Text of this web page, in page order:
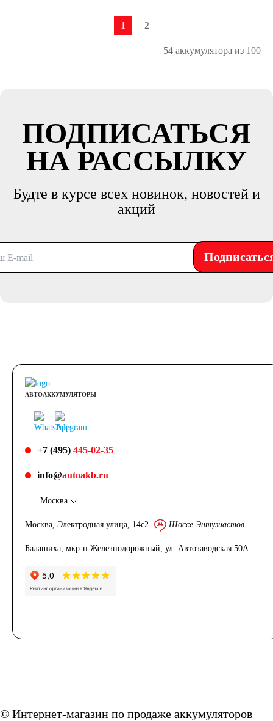
1 2
54 аккумулятора из 100
ПОДПИСАТЬСЯ
НА РАССЫЛКУ
Будте в курсе всех новинок, новостей и
акций
АВТОАККУМУЛЯТОРЫ
+7 (495) 445-02-35
info@autoakb.ru
Москва
Москва, Электродная улица, 14с2 Шоссе Энтузиастов
Балашиха, мкр-н Железнодорожный, ул. Автозаводская 50А
© Интернет-магазин по продаже аккумуляторов